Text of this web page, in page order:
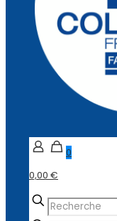
0
0,00 €